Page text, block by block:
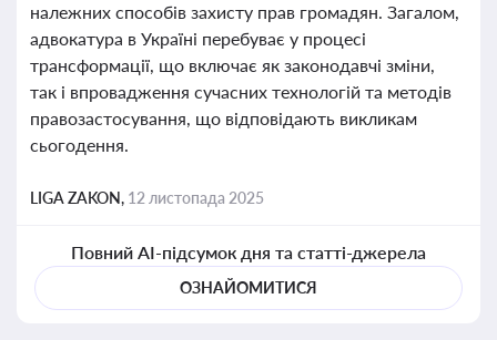
належних способів захисту прав громадян. Загалом,
адвокатура в Україні перебуває у процесі
трансформації, що включає як законодавчі зміни,
так і впровадження сучасних технологій та методів
правозастосування, що відповідають викликам
сьогодення.
LIGA ZAKON, 12 листопада 2025
Повний AI-підсумок дня та статті-джерела
ОЗНАЙОМИТИСЯ